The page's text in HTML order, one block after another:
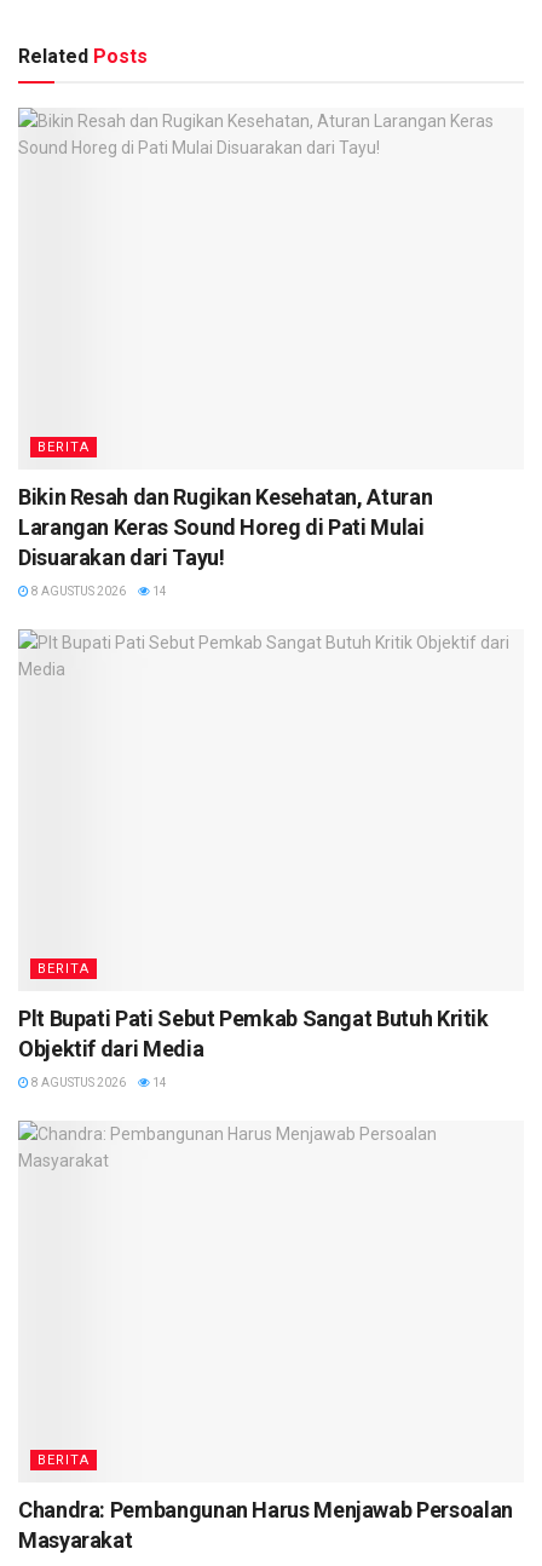
Related Posts
BERITA
Bikin Resah dan Rugikan Kesehatan, Aturan
Larangan Keras Sound Horeg di Pati Mulai
Disuarakan dari Tayu!
8 AGUSTUS 2026 14
BERITA
Plt Bupati Pati Sebut Pemkab Sangat Butuh Kritik
Objektif dari Media
8 AGUSTUS 2026 14
BERITA
Chandra: Pembangunan Harus Menjawab Persoalan
Masyarakat